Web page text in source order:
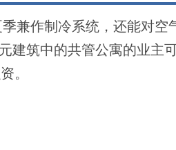
兼作制冷系统，还能对空
建筑中的共管公寓的业主
。